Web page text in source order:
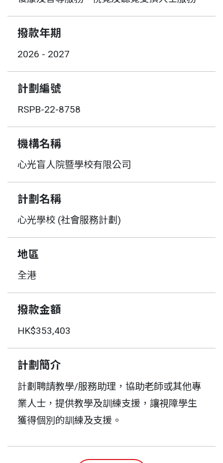
撥款年期
2026 - 2027
計劃編號
RSPB-22-8758
機構名稱
心光盲人院暨學校有限公司
計劃名稱
心光學校 (社會服務計劃)
地區
全港
撥款金額
HK$353,403
計劃簡介
計劃聘請教學/服務助理，協助老師或其他專
業人士，提供教學及訓練支援，讓視障學生
獲得個別的訓練及支援。